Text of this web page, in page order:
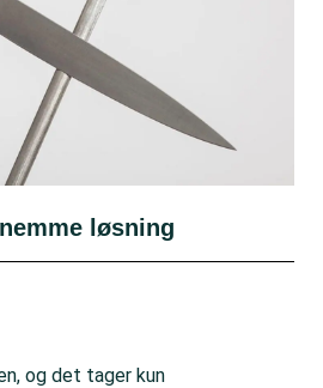
løsning
og det tager kun